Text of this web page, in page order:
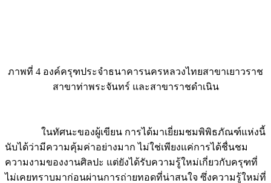
ภาพที่ 4 องค์ครุฑประจำธนาคารนครหลวงไทยสาขาเยาวราช
สาขาท่าพระจันทร์ และสาขาราชดำเนิน
ในทัศนะของผู้เขียน การได้มาเยี่ยมชมพิพิธภัณฑ์แห่งนี้
นับได้ว่ามีความคุ้มค่าอย่างมาก ไม่ใช่เพียงแค่การได้ชื่นชม
ความงามของงานศิลปะ แต่ยังได้รับความรู้ใหม่เกี่ยวกับครุฑที่
ไม่เคยทราบมาก่อนผ่านการถ่ายทอดที่น่าสนใจ ซึ่งความรู้ใหม่ที่